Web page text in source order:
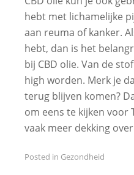
hebt met lichamelijke
aan reuma of kanker.
hebt, dan is het
bij CBD olie. Van de
high worden. Merk je
terug blijven komen?
om eens te kijken voor
vaak meer dekking
Posted in Gezondheid